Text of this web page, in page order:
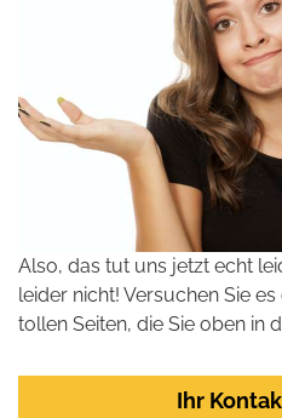
Also, das tut uns jetzt echt
leider nicht! Versuchen Sie
tollen Seiten, die Sie oben in
Ihr